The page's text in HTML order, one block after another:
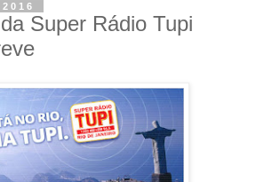
Super Rádio Tupi